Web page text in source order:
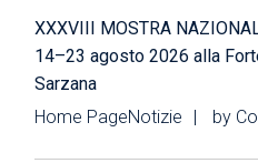
XXXVIII MOSTRA
14–23 agosto 2026 alla
Sarzana
Home PageNotizie by